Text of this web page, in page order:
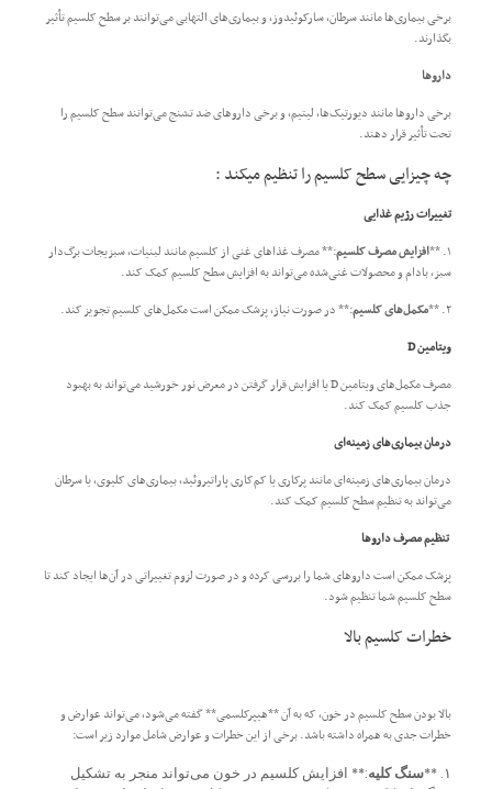
برخی بیماری‌ها مانند سرطان، سارکوئیدوز، و بیماری‌های التهابی می‌توانند بر سطح کلسیم تأثیر
بگذارند.
داروها
برخی داروها مانند دیورتیک‌ها، لیتیم، و برخی داروهای ضد تشنج می‌توانند سطح کلسیم را
تحت تأثیر قرار دهند.
چه چیزایی سطح کلسیم را تنظیم میکند :
تغییرات رژیم غذایی
۱. **
افزایش مصرف کلسیم:** مصرف غذاهای غنی از کلسیم مانند لبنیات، سبزیجات برگ‌دار
سبز، بادام و محصولات غنی‌شده می‌تواند به افزایش سطح کلسیم کمک کند.
۲. **
مکمل‌های کلسیم:** در صورت نیاز، پزشک ممکن است مکمل‌های کلسیم تجویز کند.
ویتامین D
مصرف مکمل‌های ویتامین D یا افزایش قرار گرفتن در معرض نور خورشید می‌تواند به بهبود
جذب کلسیم کمک کند.
درمان بیماری‌های زمینه‌ای
درمان بیماری‌های زمینه‌ای مانند پرکاری یا کم‌کاری پاراتیروئید، بیماری‌های کلیوی، یا سرطان
می‌تواند به تنظیم سطح کلسیم کمک کند.
تنظیم مصرف داروها
پزشک ممکن است داروهای شما را بررسی کرده و در صورت لزوم تغییراتی در آن‌ها ایجاد کند تا
سطح کلسیم شما تنظیم شود.
خطرات کلسیم بالا
بالا بودن سطح کلسیم در خون، که به آن **هیپرکلسمی** گفته می‌شود، می‌تواند عوارض و
خطرات جدی به همراه داشته باشد. برخی از این خطرات و عوارض شامل موارد زیر است:
۱. **
سنگ کلیه:** افزایش کلسیم در خون می‌تواند منجر به تشکیل